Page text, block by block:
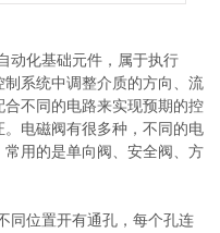
化基础元件，属于执行
系统中调整介质的方向、流
不同的电路来实现预期的控
电磁阀有很多种，不同的电
用的是单向阀、安全阀、方
位置开有通孔，每个孔连